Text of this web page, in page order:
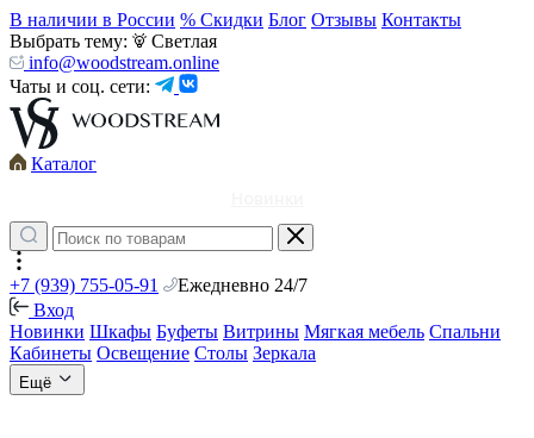
В наличии в России % Скидки Блог Отзывы Контакты
Выбрать тему:
Светлая
info@woodstream.online
Чаты и соц. сети:
Каталог
+7 (939) 755-05-91
Ежедневно 24/7
Вход
Новинки Шкафы Буфеты Витрины Мягкая мебель Спальни
Кабинеты Освещение Столы Зеркала
Ещё